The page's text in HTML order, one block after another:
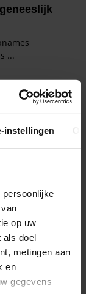
instellingen
op uw
als doel
metingen aan
en
gegevens